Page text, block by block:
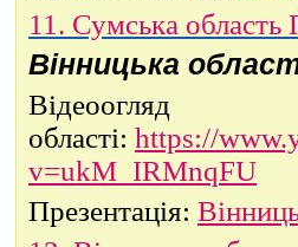
11. Сумська область
Вінницька
Відеоогляд
області: https://
v=ukM_IRMnqFU
Презентація: